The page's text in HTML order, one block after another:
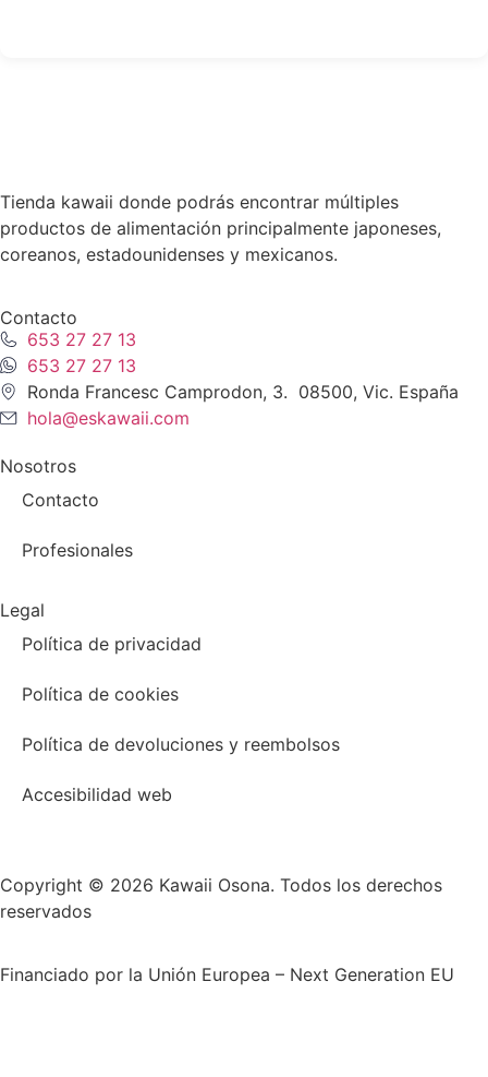
Tienda kawaii donde podrás encontrar múltiples
productos de alimentación principalmente japoneses,
coreanos, estadounidenses y mexicanos.
Contacto
653 27 27 13
653 27 27 13
Ronda Francesc Camprodon, 3. 08500, Vic. España
hola@eskawaii.com
Nosotros
Contacto
Profesionales
Legal
Política de privacidad
Política de cookies
Política de devoluciones y reembolsos
Accesibilidad web
Copyright © 2026 Kawaii Osona. Todos los derechos
reservados
Financiado por la Unión Europea – Next Generation EU